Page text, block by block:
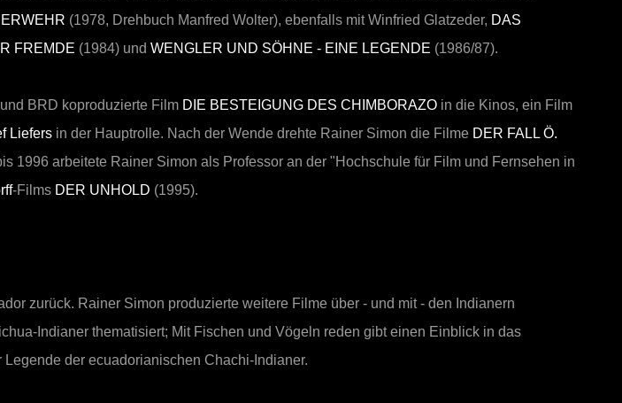
(1978, Drehbuch Manfred Wolter), ebenfalls mit Winfried Glatzeder, DAS
FREMDE (1984) und WENGLER UND SÖHNE - EINE LEGENDE (1986/87).
BRD koproduzierte Film DIE BESTEIGUNG DES CHIMBORAZO in die Kinos, ein Film
Liefers in der Hauptrolle. Nach der Wende drehte Rainer Simon die Filme DER FALL Ö.
1996 arbeitete Rainer Simon als Professor an der "Hochschule für Film und Fernsehen in
-Films DER UNHOLD (1995).
zurück. Rainer Simon produzierte weitere Filme über - und mit - den Indianern
Indianer thematisiert; Mit Fischen und Vögeln reden gibt einen Einblick in das
Legende der ecuadorianischen Chachi-Indianer.